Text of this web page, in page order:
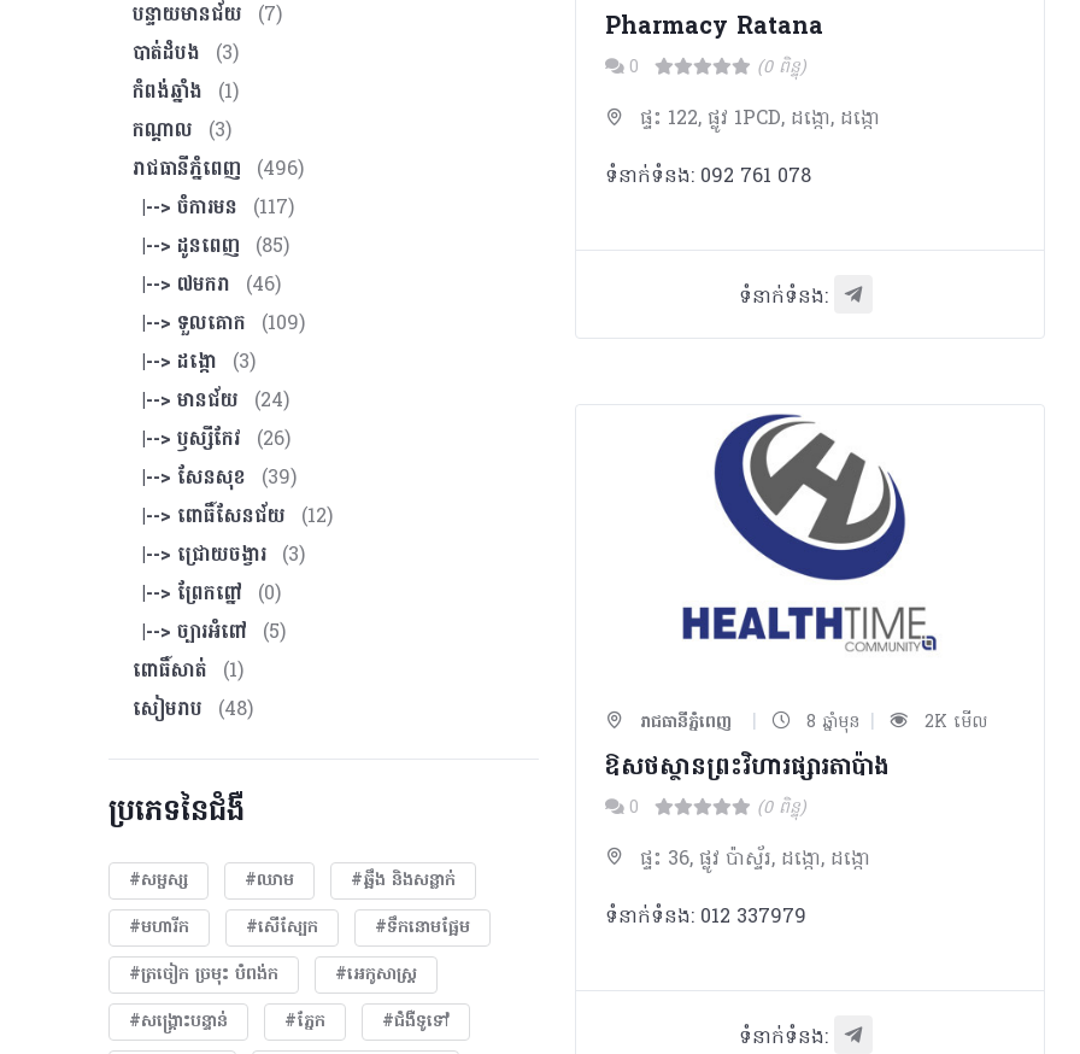
បន្ទាយមានជ័យ
(7)
បាត់ដំបង
(3)
កំពង់ឆ្នាំង
(1)
កណ្ដាល
(3)
រាជធានីភ្នំពេញ
(496)
|--> ចំការមន
(117)
|--> ដូនពេញ
(85)
|--> ៧មករា
(46)
|--> ទួលគោក
(109)
|--> ដង្កោ
(3)
|--> មានជ័យ
(24)
|--> ឫស្សីកែវ
(26)
|--> សែនសុខ
(39)
|--> ពោធិ៍សែនជ័យ
(12)
|--> ជ្រោយចង្វារ (3)
|--> ព្រែកព្នៅ
(0)
|--> ច្បារអំពៅ
(5)
ពោធិ៍សាត់
(1)
សៀមរាប
(48)
ប្រភេទនៃជំងឺ
#សម្ផស្ស #ឈាម
#ឆ្អឹង និងសន្លាក់
#មហារីក​
#សើស្បែក
#ទឹកនោមផ្អែម
#ត្រចៀក ច្រមុះ បំពង់ក
#អេកូសាស្រ្ត
#សង្គ្រោះបន្ទាន់
#ភ្នែក​
#ជំងឺទូទៅ
Pharmacy Ratana
0 (0 ពិន្ទុ)
ផ្ទះ 122, ផ្លូវ 1PCD, ដង្កោ, ដង្កោ
ទំនាក់ទំនង: 092 761 078
ទំនាក់ទំនង:
រាជធានីភ្នំពេញ | 8 ឆ្នាំមុន | 2K មើល
ឱសថស្ថានព្រះវិហារផ្សារតាប៉ាង
0 (0 ពិន្ទុ)
ផ្ទះ 36, ផ្លូវ ប៉ាស្ទ័រ, ដង្កោ, ដង្កោ
ទំនាក់ទំនង: 012 337979
ទំនាក់ទំនង: